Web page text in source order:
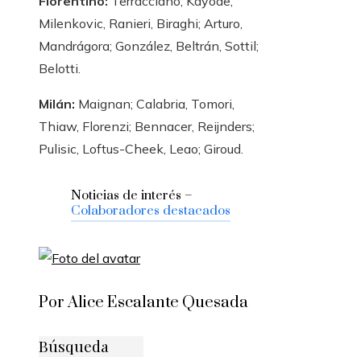
Milenkovic, Ranieri, Biraghi; Arturo,
Mandrágora; González, Beltrán, Sottil;
Belotti.
Milán: Maignan; Calabria, Tomori,
Thiaw, Florenzi; Bennacer, Reijnders;
Pulisic, Loftus-Cheek, Leao; Giroud.
Noticias de interés –
Colaboradores destacados
Por Alice Escalante Quesada
Búsqueda